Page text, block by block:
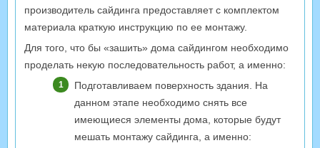
производитель сайдинга предоставляет с комплектом
материала краткую инструкцию по ее монтажу.
Для того, что бы «зашить» дома сайдингом необходимо
проделать некую последовательность работ, а именно:
Подготавливаем поверхность здания. На
данном этапе необходимо снять все
имеющиеся элементы дома, которые будут
мешать монтажу сайдинга, а именно: